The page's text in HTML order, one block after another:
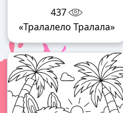
437
«Тралалело Тралала»